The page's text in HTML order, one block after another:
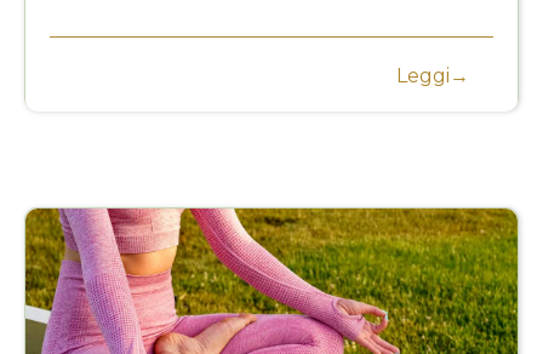
Leggi→